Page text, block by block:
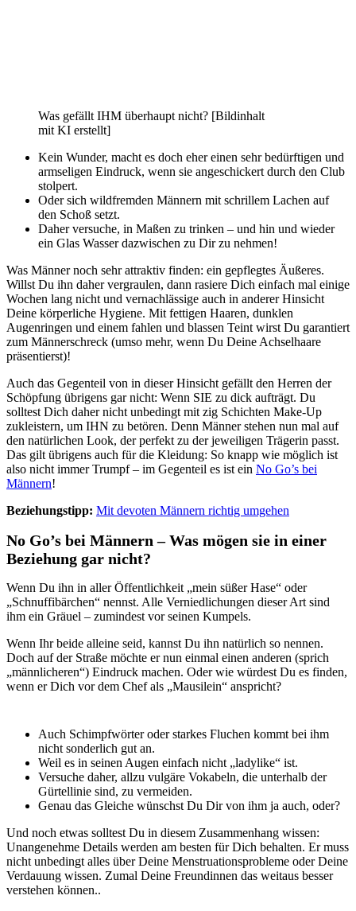
Was gefällt IHM überhaupt nicht? [Bildinhalt
mit KI erstellt]
Kein Wunder, macht es doch eher einen sehr bedürftigen und
armseligen Eindruck, wenn sie angeschickert durch den Club
stolpert.
Oder sich wildfremden Männern mit schrillem Lachen auf
den Schoß setzt.
Daher versuche, in Maßen zu trinken – und hin und wieder
ein Glas Wasser dazwischen zu Dir zu nehmen!
Was Männer noch sehr attraktiv finden: ein gepflegtes Äußeres.
Willst Du ihn daher vergraulen, dann rasiere Dich einfach mal einige
Wochen lang nicht und vernachlässige auch in anderer Hinsicht
Deine körperliche Hygiene. Mit fettigen Haaren, dunklen
Augenringen und einem fahlen und blassen Teint wirst Du garantiert
zum Männerschreck (umso mehr, wenn Du Deine Achselhaare
präsentierst)!
Auch das Gegenteil von in dieser Hinsicht gefällt den Herren der
Schöpfung übrigens gar nicht: Wenn SIE zu dick aufträgt. Du
solltest Dich daher nicht unbedingt mit zig Schichten Make-Up
zukleistern, um IHN zu betören. Denn Männer stehen nun mal auf
den natürlichen Look, der perfekt zu der jeweiligen Trägerin passt.
Das gilt übrigens auch für die Kleidung: So knapp wie möglich ist
also nicht immer Trumpf – im Gegenteil es ist ein No Go’s bei
Männern!
Beziehungstipp: Mit devoten Männern richtig umgehen
No Go’s bei Männern – Was mögen sie in einer
Beziehung gar nicht?
Wenn Du ihn in aller Öffentlichkeit „mein süßer Hase“ oder
„Schnuffibärchen“ nennst. Alle Verniedlichungen dieser Art sind
ihm ein Gräuel – zumindest vor seinen Kumpels.
Wenn Ihr beide alleine seid, kannst Du ihn natürlich so nennen.
Doch auf der Straße möchte er nun einmal einen anderen (sprich
„männlicheren“) Eindruck machen. Oder wie würdest Du es finden,
wenn er Dich vor dem Chef als „Mausilein“ anspricht?
Auch Schimpfwörter oder starkes Fluchen kommt bei ihm
nicht sonderlich gut an.
Weil es in seinen Augen einfach nicht „ladylike“ ist.
Versuche daher, allzu vulgäre Vokabeln, die unterhalb der
Gürtellinie sind, zu vermeiden.
Genau das Gleiche wünschst Du Dir von ihm ja auch, oder?
Und noch etwas solltest Du in diesem Zusammenhang wissen:
Unangenehme Details werden am besten für Dich behalten. Er muss
nicht unbedingt alles über Deine Menstruationsprobleme oder Deine
Verdauung wissen. Zumal Deine Freundinnen das weitaus besser
verstehen können..